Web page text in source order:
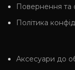
Повернення та
Політика
Аксесуари до